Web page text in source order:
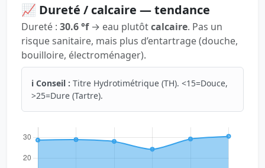
📈 Dureté / calcaire — tendance
Dureté : 30.6 °f→ eau plutôtcalcaire. Pas un
risque sanitaire, mais plus d’entartrage (douche,
bouilloire, électroménager).
ℹ️ Conseil : Titre Hydrotimétrique (TH). <15=Douce,
>25=Dure (Tartre).